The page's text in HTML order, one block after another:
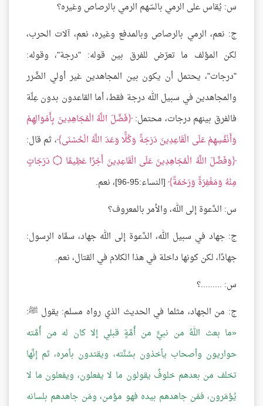
س: يُقاس على الرمي بالسّهم الرمي بالرصاص وغيره؟
ج: نعم، الرمي بالرصاص وبالمدفع وغيره، نعم، آلات الحرب،
لكن المؤلف ما تعرّض للفرق بين قوله: "درجة"، وقوله:
"درجات"، يحتمل أن يكون بين المجاهدين غير أولي الضَّرر
والمجاهدين في سبيل الله درجة فقط، أما القاعدون بدون عِلّة
فالفرق بينهم درجات، محتمل: فَضَّلَ اللَّهُ الْمُجَاهِدِينَ بِأَمْوَالِهِمْ
وَأَنْفُسِهِمْ عَلَى الْقَاعِدِينَ دَرَجَةً وَكُلًّا وَعَدَ اللَّهُ الْحُسْنَى ، ثم قال:
وَفَضَّلَ اللَّهُ الْمُجَاهِدِينَ عَلَى الْقَاعِدِينَ أَجْرًا عَظِيمًا ۝ دَرَجَاتٍ
مِنْهُ وَمَغْفِرَةً وَرَحْمَةً [النساء:95-96]، نعم.
س: الدَّعوة إلى الله، والأمر بالمعروف؟
ج: جهاد في سبيل الله، الدَّعوة إلى الله جهاد، سمَّاه الرسول:
جهادًا، لكن كونها داخلة في هذا الكلام في القتال، نعم.
س: .........؟
ج: من الجهاد، مثلما في الحديث الذي رواه مسلم: يقول ﷺ:
ما بعث اللهُ من نبيٍّ من أُمَّةٍ قبلي إلا كان له من أُمَّته
حواريون وأصحاب يأخذون بسُنَّته، ويقتدون بأمره، ثم إنَّها
تخلف من بعدهم خلوفٌ يقولون ما لا يفعلون، ويفعلون ما لا
يُؤمَرون، فمَن جاهدهم بيده فهو مؤمن، ومَن جاهدهم بلسانه